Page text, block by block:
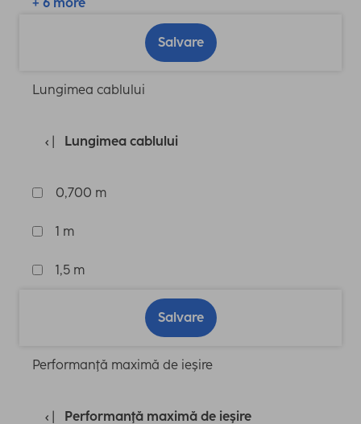
Salvare
Lungimea cablului
Lungimea cablului
0,700 m
1 m
1,5 m
Salvare
Performanţă maximă de ieşire
Performanţă maximă de ieşire